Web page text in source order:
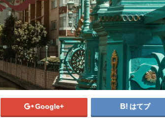
中東/アフリカ
ブ首長国連邦 アルジェリア
イスラエル
プト
カタール
ケニア
ウジアラビア
セネガル
タンザニア
コ
ベナン共和国
モザンビーク
トルコ
トルコ・イス
Google+ はてブ